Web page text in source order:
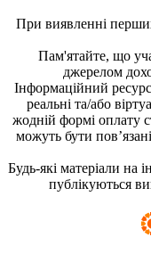
При виявленні
Пам'ятайте, що
джерелом
Інформаційний
реальні та/або
жодній формі оплату
можуть бути
Будь-які матеріали на
публікуються